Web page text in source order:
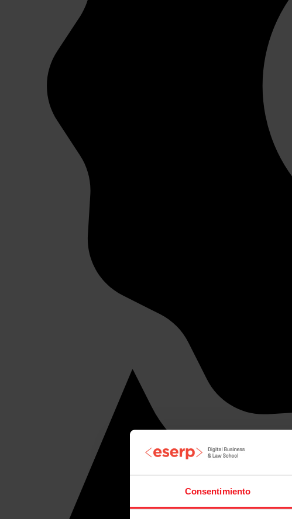
Consentimiento